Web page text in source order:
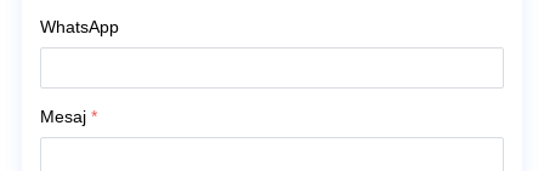
WhatsApp
Mesaj *